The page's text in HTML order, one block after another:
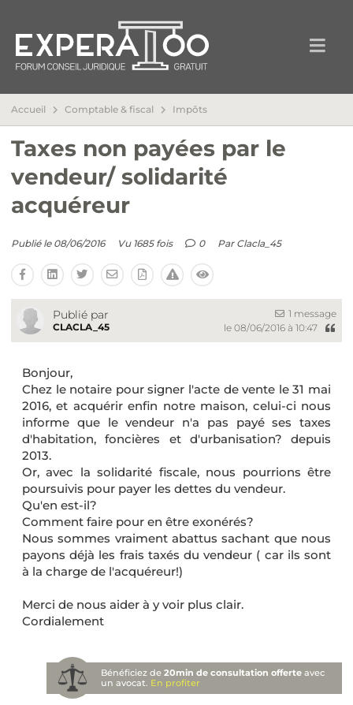
Accueil Comptable & fiscal Impôts
Taxes non payées par le
vendeur/ solidarité
acquéreur
Publié le 08/06/2016 Vu 1685 fois 0 Par Clacla_45
Publié par
CLACLA_45
1 message
le 08/06/2016 à 10:47
Bonjour,
Chez le notaire pour signer l'acte de vente le 31 mai
2016, et acquérir enfin notre maison, celui-ci nous
informe que le vendeur n'a pas payé ses taxes
d'habitation, foncières et d'urbanisation? depuis
2013.
Or, avec la solidarité fiscale, nous pourrions être
poursuivis pour payer les dettes du vendeur.
Qu'en est-il?
Comment faire pour en être exonérés?
Nous sommes vraiment abattus sachant que nous
payons déjà les frais taxés du vendeur ( car ils sont
à la charge de l'acquéreur!)
Merci de nous aider à y voir plus clair.
Cordialement
Bénéficiez de20min de consultation offerte avec
un avocat. En profiter